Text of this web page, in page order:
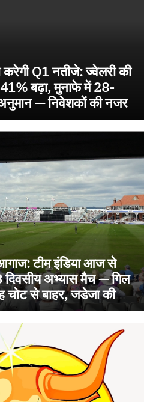
Q1 नतीजे: ज्वेलरी की
बढ़ा, मुनाफे में 28-
— निवेशकों की नजर
टीम इंडिया आज से
दिवसीय अभ्यास मैच — गिल
चोट से बाहर, जडेजा की